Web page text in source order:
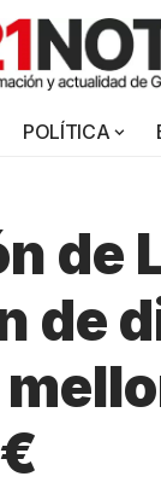
POLÍTICA
de
de